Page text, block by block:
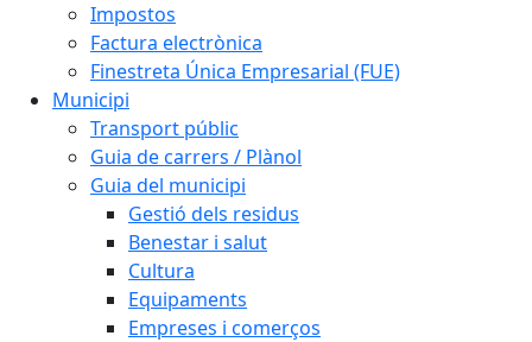
Impostos
Factura electrònica
Finestreta Única Empresarial (FUE)
Municipi
Transport públic
Guia de carrers / Plànol
Guia del municipi
Gestió dels residus
Benestar i salut
Cultura
Equipaments
Empreses i comerços